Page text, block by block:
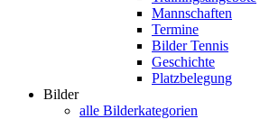
Mannschaften
Termine
Bilder Tennis
Geschichte
Platzbelegung
Bilder
alle Bilderkategorien